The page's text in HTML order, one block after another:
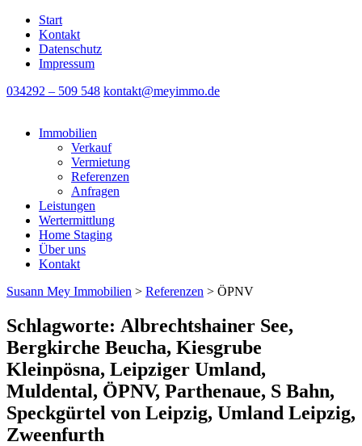
Start
Kontakt
Datenschutz
Impressum
034292 – 509 548 kontakt@meyimmo.de
Immobilien
Verkauf
Vermietung
Referenzen
Anfragen
Leistungen
Wertermittlung
Home Staging
Über uns
Kontakt
Susann Mey Immobilien > Referenzen > ÖPNV
Schlagworte: Albrechtshainer See,
Bergkirche Beucha, Kiesgrube
Kleinpösna, Leipziger Umland,
Muldental, ÖPNV, Parthenaue, S Bahn,
Speckgürtel von Leipzig, Umland Leipzig,
Zweenfurth